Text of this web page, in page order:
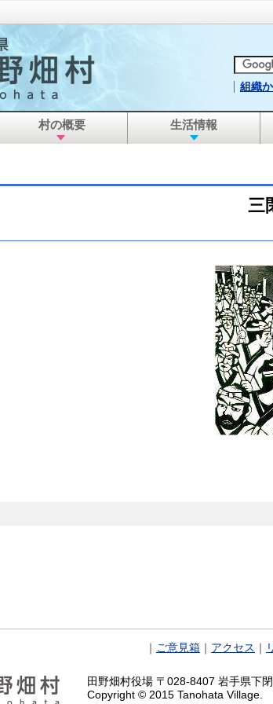
組織
村の概要 生活情報
三
ご意見箱 アクセス
田野畑村役場 〒028-8407 岩手県下
Copyright © 2015 Tanohata Village.